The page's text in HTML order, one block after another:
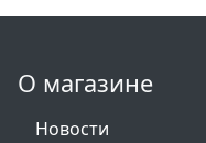
О магазине
Новости